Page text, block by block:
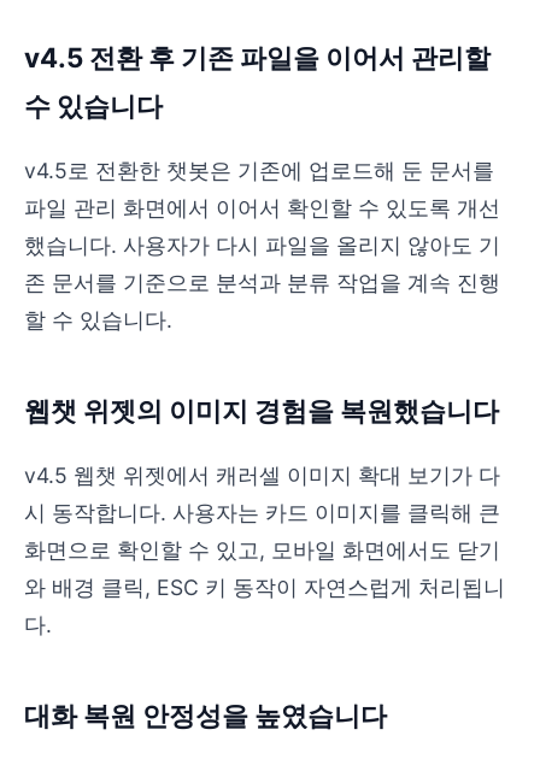
v4.5 전환 후 기존 파일을 이어서 관리할
수 있습니다
v4.5로 전환한 챗봇은 기존에 업로드해 둔 문서를
파일 관리 화면에서 이어서 확인할 수 있도록 개선
했습니다. 사용자가 다시 파일을 올리지 않아도 기
존 문서를 기준으로 분석과 분류 작업을 계속 진행
할 수 있습니다.
웹챗 위젯의 이미지 경험을 복원했습니다
v4.5 웹챗 위젯에서 캐러셀 이미지 확대 보기가 다
시 동작합니다. 사용자는 카드 이미지를 클릭해 큰
화면으로 확인할 수 있고, 모바일 화면에서도 닫기
와 배경 클릭, ESC 키 동작이 자연스럽게 처리됩니
다.
대화 복원 안정성을 높였습니다